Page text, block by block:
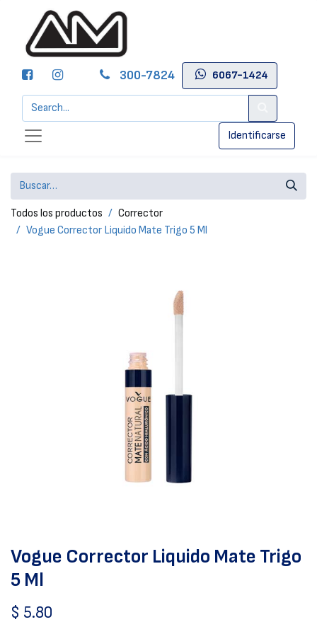
300-7824 6067-1424
Identificarse
Todos los productos
Corrector
Vogue Corrector Liquido Mate Trigo 5 Ml
Vogue Corrector Liquido Mate Trigo
5 Ml
$ 5.80